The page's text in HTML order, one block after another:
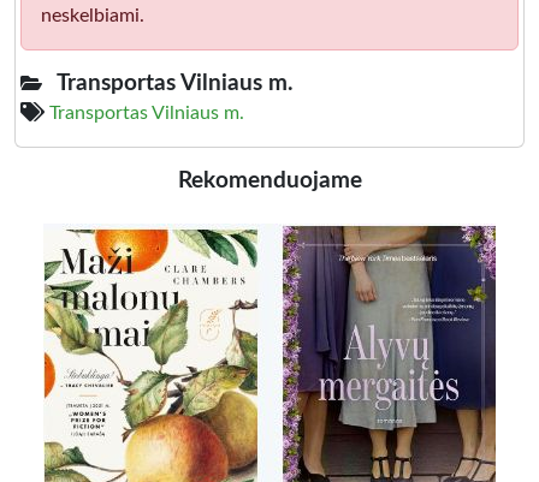
neskelbiami.
Transportas Vilniaus m.
Transportas Vilniaus m.
Rekomenduojame